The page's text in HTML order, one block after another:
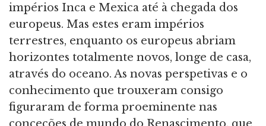
impérios Inca e Mexica até à chegada dos
europeus. Mas estes eram impérios
terrestres, enquanto os europeus abriam
horizontes totalmente novos, longe de casa,
através do oceano. As novas perspetivas e o
conhecimento que trouxeram consigo
figuraram de forma proeminente nas